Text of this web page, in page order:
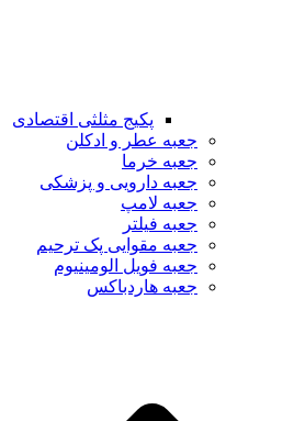
پکیج مثلثی اقتصادی
جعبه عطر و ادکلن
جعبه خرما
جعبه دارویی و پزشکی
جعبه لامپ
جعبه فیلتر
جعبه مقوایی پک ترحیم
جعبه فویل الومینیوم
جعبه هاردباکس